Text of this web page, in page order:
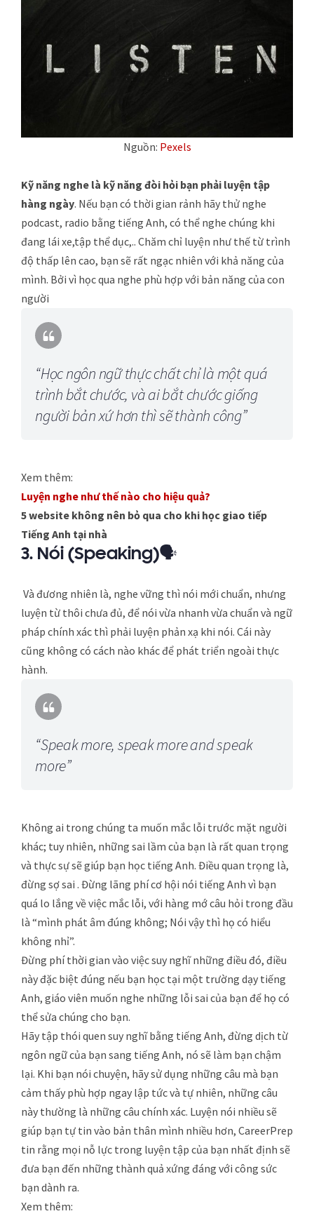
Nguồn: Pexels
Kỹ năng nghe là kỹ năng đòi hỏi bạn phải luyện tập
hàng ngày. Nếu bạn có thời gian rảnh hãy thử nghe
podcast, radio bằng tiếng Anh, có thể nghe chúng khi
đang lái xe,tập thể dục,.. Chăm chỉ luyện như thế từ trình
độ thấp lên cao, bạn sẽ rất ngạc nhiên với khả năng của
mình. Bởi vì học qua nghe phù hợp với bản năng của con
người
“Học ngôn ngữ thực chất chỉ là một quá
trình bắt chước, và ai bắt chước giống
người bản xứ hơn thì sẽ thành công”
Xem thêm:
Luyện nghe như thế nào cho hiệu quả?
5 website không nên bỏ qua cho khi học giao tiếp
Tiếng Anh tại nhà
3. Nói (Speaking)🗣
Và đương nhiên là, nghe vững thì nói mới chuẩn, nhưng
luyện từ thôi chưa đủ, để nói vừa nhanh vừa chuẩn và ngữ
pháp chính xác thì phải luyện phản xạ khi nói. Cái này
cũng không có cách nào khác để phát triển ngoài thực
hành.
“Speak more, speak more and speak
more”
Không ai trong chúng ta muốn mắc lỗi trước mặt người
khác; tuy nhiên, những sai lầm của bạn là rất quan trọng
và thực sự sẽ giúp bạn học tiếng Anh. Điều quan trọng là,
đừng sợ sai . Đừng lãng phí cơ hội nói tiếng Anh vì bạn
quá lo lắng về việc mắc lỗi, với hàng mớ câu hỏi trong đầu
là “mình phát âm đúng không; Nói vậy thì họ có hiểu
không nhỉ”.
Đừng phí thời gian vào việc suy nghĩ những điều đó, điều
này đặc biệt đúng nếu bạn học tại một trường dạy tiếng
Anh, giáo viên muốn nghe những lỗi sai của bạn để họ có
thể sửa chúng cho bạn.
Hãy tập thói quen suy nghĩ bằng tiếng Anh, đừng dịch từ
ngôn ngữ của bạn sang tiếng Anh, nó sẽ làm bạn chậm
lại. Khi bạn nói chuyện, hãy sử dụng những câu mà bạn
cảm thấy phù hợp ngay lập tức và tự nhiên, những câu
này thường là những câu chính xác. Luyện nói nhiều sẽ
giúp bạn tự tin vào bản thân mình nhiều hơn, CareerPrep
tin rằng mọi nỗ lực trong luyện tập của bạn nhất định sẽ
đưa bạn đến những thành quả xứng đáng với công sức
bạn dành ra.
Xem thêm: